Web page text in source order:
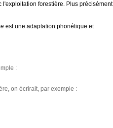
forestière. Plus
est une adaptation phonétique et
:
on écrirait, par exemple :